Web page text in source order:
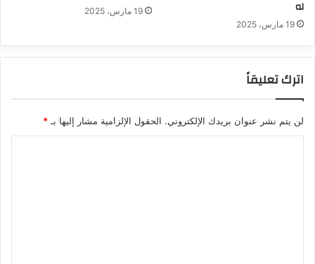
له
19 مارس، 2025
19 مارس، 2025
اترك تعليقاً
لن يتم نشر عنوان بريدك الإلكتروني. الحقول الإلزامية مشار إليها بـ*